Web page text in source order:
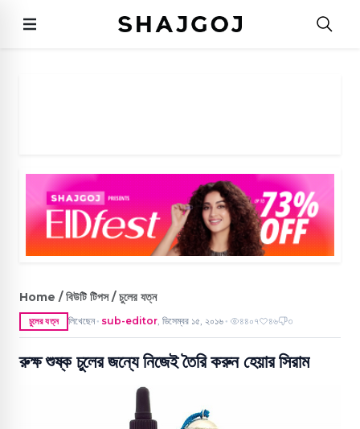
Home / বিউটি টিপস / চুলের যত্ন
চুলের যত্ন লিখেছেন ● sub-editor, ডিসেম্বর ১৫, ২০১৬ ● ৪৪০৭ ৪৬ ৩
রুক্ষ শুষ্ক চুলের জন্যে নিজেই তৈরি করুন হেয়ার সিরাম